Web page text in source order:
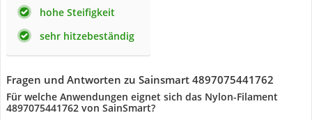
hohe Steifigkeit
sehr hitzebeständig
Fragen und Antworten zu Sainsmart 4897075441762
Für welche Anwendungen eignet sich das Nylon-Filament
4897075441762 von SainSmart?